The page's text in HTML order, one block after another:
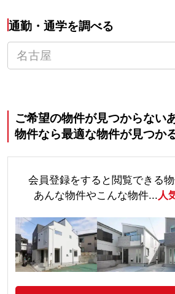
通勤・通学を調べる
ご希望の物件が見つからない
物件なら最適な物件が見つか
会員登録をすると閲覧できる
あんな物件やこんな物件... 人